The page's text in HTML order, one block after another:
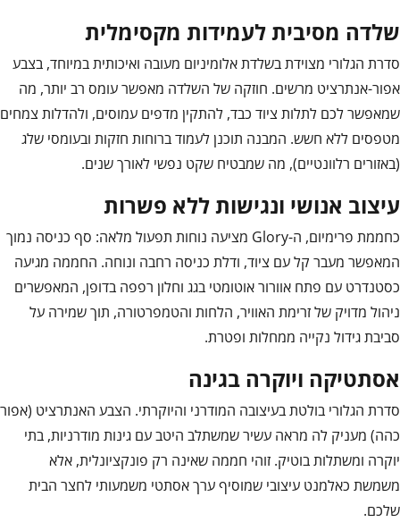
שלדה מסיבית לעמידות מקסימלית
סדרת הגלורי מצוידת בשלדת אלומיניום מעובה ואיכותית במיוחד, בצבע
אפור-אנתרציט מרשים. חוזקה של השלדה מאפשר עומס רב יותר, מה
שמאפשר לכם לתלות ציוד כבד, להתקין מדפים עמוסים, ולהדלות צמחים
מטפסים ללא חשש. המבנה תוכנן לעמוד ברוחות חזקות ובעומסי שלג
(באזורים רלוונטיים), מה שמבטיח שקט נפשי לאורך שנים.
עיצוב אנושי ונגישות ללא פשרות
כחממת פרימיום, ה-Glory מציעה נוחות תפעול מלאה: סף כניסה נמוך
המאפשר מעבר קל עם ציוד, ודלת כניסה רחבה ונוחה. החממה מגיעה
כסטנדרט עם פתח אוורור אוטומטי בגג וחלון רפפה בדופן, המאפשרים
ניהול מדויק של זרימת האוויר, הלחות והטמפרטורה, תוך שמירה על
סביבת גידול נקייה ממחלות ופטרת.
אסתטיקה ויוקרה בגינה
סדרת הגלורי בולטת בעיצובה המודרני והיוקרתי. הצבע האנתרציט (אפור
כהה) מעניק לה מראה עשיר שמשתלב היטב עם גינות מודרניות, בתי
יוקרה ומשתלות בוטיק. זוהי חממה שאינה רק פונקציונלית, אלא
משמשת כאלמנט עיצובי שמוסיף ערך אסתטי משמעותי לחצר הבית
שלכם.